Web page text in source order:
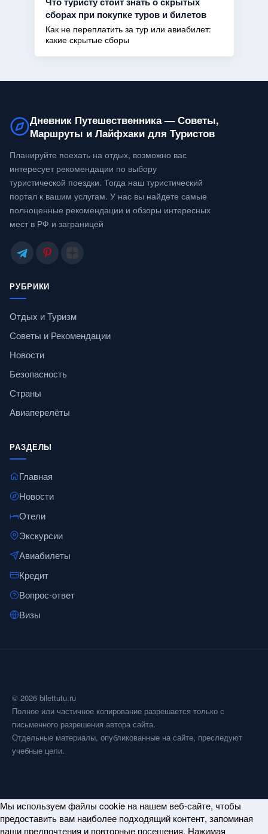
сборах при покупке туров и билетов
Как не переплатить за тур или авиабилет:
какие скрытые сборы
Дневник Путешественника — Советы,
Маршруты и Лайфхаки для Туристов
Планируйте поехать на отдых, возможно вас
интересует рекомендации по выбору
туристической поездки. Тогда наш туристический
портал к вашим услугам. У нас вы найдете самые
полноценные рекомендации и обзоры интересных
мест в РФ и заграницей
РУБРИКИ
Отдых и Туризм
Советы и Рекомендации
Новости
Безопасность
Страны
Авиаперелёты
РАЗДЕЛЫ
Главная
Новости
Отели
Экскурсии
Авиабилеты
Кредит
Вопрос-ответ
Визы
© 2026 bilettutu.ru
Полное или частичное копирование разрешается только с
письменного разрешения автора сайта.
Отдельные материалы, опубликованные на сайте, преследуют
учебные цели.
Мы используем файлы cookie на нашем веб-сайте, чтобы
предоставить вам наиболее подходящий контент, запоминая
ваши предпочтения и повторные посещения. Нажимая